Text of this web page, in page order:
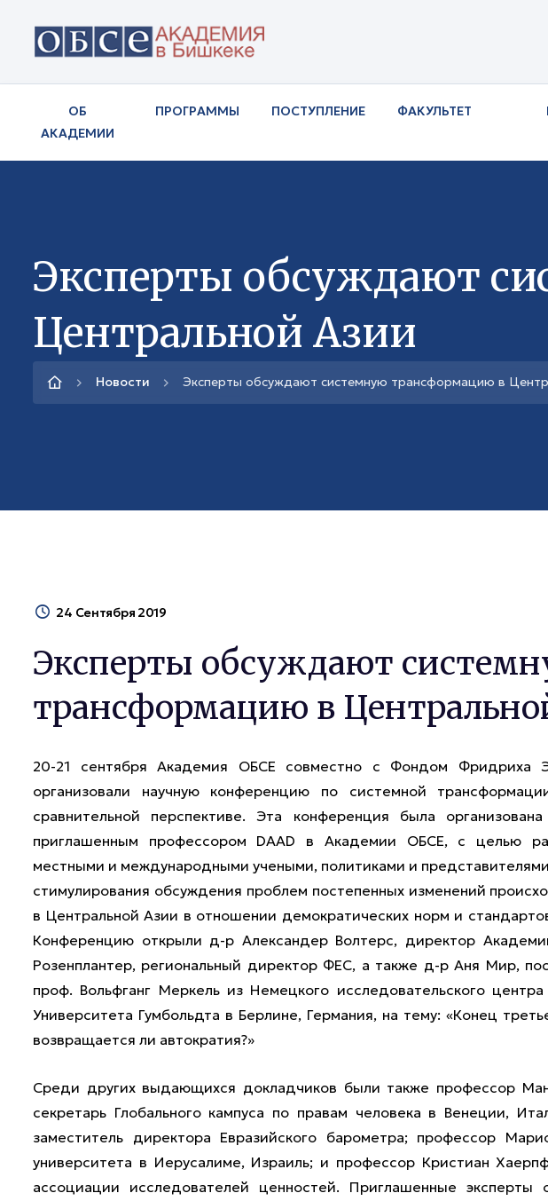
ОБ
АКАДЕМИИ
ПРОГРАММЫ ПОСТУПЛЕНИЕ ФАКУЛЬТЕТ
Эксперты обсуждают
Центральной Азии
Новости Эксперты обсуждают системную трансформацию в
24 Сентября 2019
Эксперты обсуждают
трансформацию в
20-21 сентября Академия ОБСЕ совместно с Фондом Фридриха
организовали научную конференцию по системной
сравнительной перспективе. Эта конференция была
приглашенным профессором DAAD в Академии ОБСЕ, с целью
местными и международными учеными, политиками и
стимулирования обсуждения проблем постепенных изменений
в Центральной Азии в отношении демократических норм и
Конференцию открыли д-р Александер Волтерс, директор
Розенплантер, региональный директор ФЕС, а также д-р Аня Мир,
проф. Вольфганг Меркель из Немецкого исследовательского
Университета Гумбольдта в Берлине, Германия, на тему: «Конец
возвращается ли автократия?»
Среди других выдающихся докладчиков были также профессор
секретарь Глобального кампуса по правам человека в Венеции,
заместитель директора Евразийского барометра; профессор
университета в Иерусалиме, Израиль; и профессор Кристиан
ассоциации исследователей ценностей. Приглашенные эксперты